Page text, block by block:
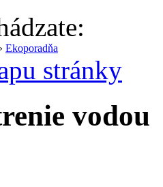
Ekoporadňa
stránky
vodou